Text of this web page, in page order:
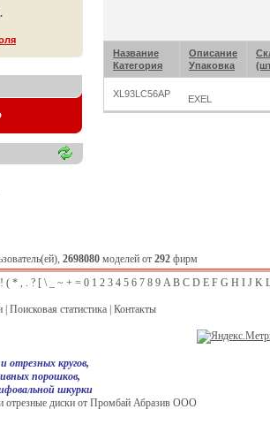
Название
Категория
Описание
Упаковка
XL93LC56AP EXEL
2698080 моделей от 292 фирм
! ( * , . ? [ \ ~ + = 0 1 2 3 4 5 6 7 8 9 A B C D E F G H I J K
Поисковая статистика Контакты
отрезных кругов,
порошков,
шкурки